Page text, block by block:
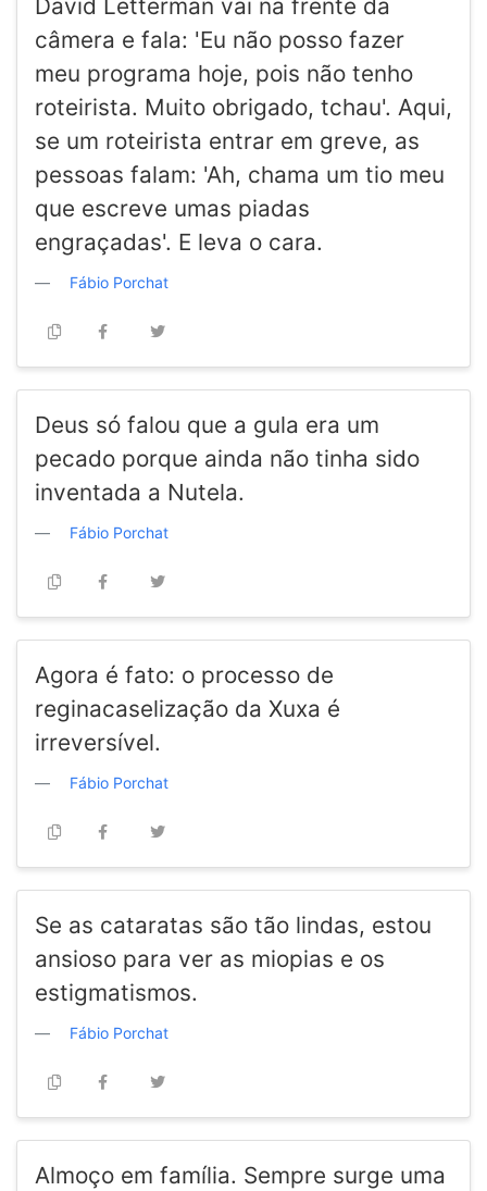
David Letterman vai na frente da
câmera e fala: 'Eu não posso fazer
meu programa hoje, pois não tenho
roteirista. Muito obrigado, tchau'. Aqui,
se um roteirista entrar em greve, as
pessoas falam: 'Ah, chama um tio meu
que escreve umas piadas
engraçadas'. E leva o cara.
Fábio Porchat
Deus só falou que a gula era um
pecado porque ainda não tinha sido
inventada a Nutela.
Fábio Porchat
Agora é fato: o processo de
reginacaselização da Xuxa é
irreversível.
Fábio Porchat
Se as cataratas são tão lindas, estou
ansioso para ver as miopias e os
estigmatismos.
Fábio Porchat
Almoço em família. Sempre surge uma